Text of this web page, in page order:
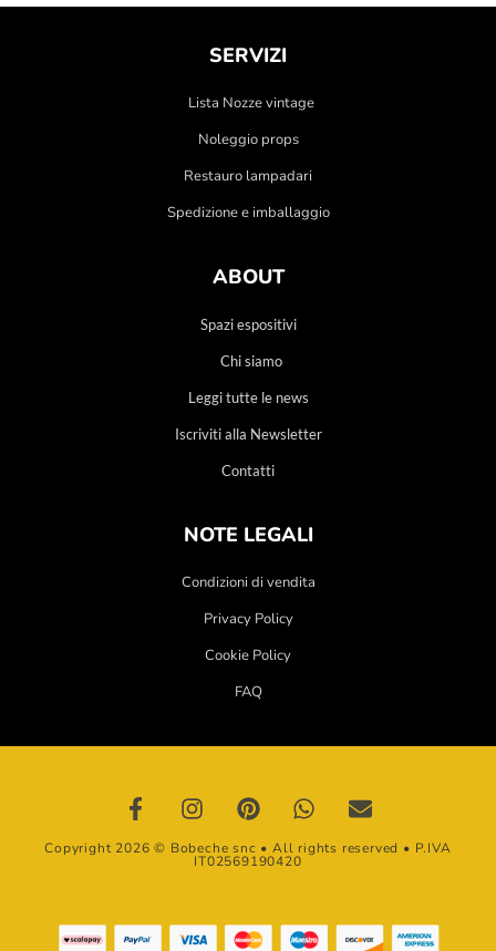
SERVIZI
Lista Nozze vintage
Noleggio props
Restauro lampadari
Spedizione e imballaggio
ABOUT
Spazi espositivi
Chi siamo
Leggi tutte le news
Iscriviti alla Newsletter
Contatti
NOTE LEGALI
Condizioni di vendita
Privacy Policy
Cookie Policy
FAQ
Copyright 2026 © Bobeche snc • All rights reserved • P.IVA
IT02569190420